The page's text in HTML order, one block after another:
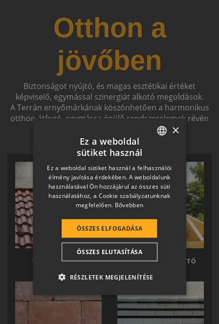
Otthon a
jövőben
Biztonságot nyújtó, és magas esztétikai értéket
képviselő, egymással szinergiát alkotó megoldások.
A Terrán ernyőmárkának köszönhetően a harmonikus
otthon átfogó, egymásra épülő rendszerelemek révén
TERRÁN TETŐ TERRÁN KÉSZTETŐ
HUNGARIAN
SLOVAK
GERMAN
ROMANIAN
CROATIAN
SR
RO-HU
ITALIAN
×
Ez a weboldal
sütiket használ
Ez a weboldal sütiket használ a felhasználói
élmény javítása érdekében. A weboldalunk
használatával Ön hozzájárul az összes süti
használatához, a Cookie szabályzatunknak
megfelelően. Bővebben
ÖSSZES ELFOGADÁSA
ÖSSZES ELUTASÍTÁSA
RÉSZLETEK MEGJELENÍTÉSE